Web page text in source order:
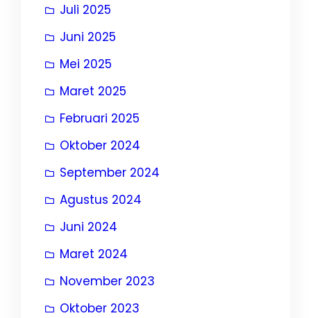
Juli 2025
Juni 2025
Mei 2025
Maret 2025
Februari 2025
Oktober 2024
September 2024
Agustus 2024
Juni 2024
Maret 2024
November 2023
Oktober 2023